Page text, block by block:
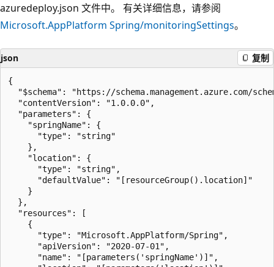
azuredeploy.json 文件中。 有关详细信息，请参阅
Microsoft.AppPlatform Spring/monitoringSettings。
json 复制
{
"$schema": "https://schema.management.azure.com/
  "contentVersion": "1.0.0.0",
  "parameters": {
    "springName": {
      "type": "string"
    },
    "location": {
      "type": "string",
      "defaultValue": "[resourceGroup().location]"
    }
  },
  "resources": [
    {
      "type": "Microsoft.AppPlatform/Spring",
      "apiVersion": "2020-07-01",
      "name": "[parameters('springName')]",